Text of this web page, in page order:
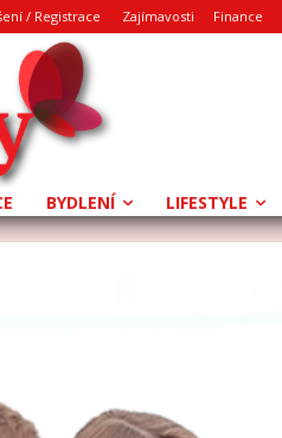
/ Registrace Zajímavosti Finance
BYDLENÍ LIFESTYLE